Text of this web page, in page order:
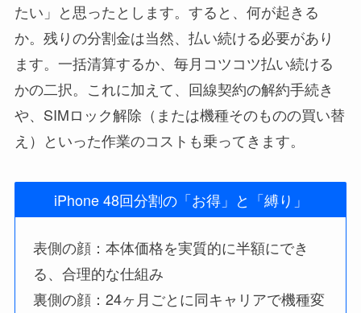
たい」と思ったとします。すると、何が起きる
か。残りの分割金は当然、払い続ける必要があり
ます。一括清算するか、毎月コツコツ払い続ける
かの二択。これに加えて、回線契約の解約手続き
や、SIMロック解除（または機種そのものの買い替
え）といった作業のコストも乗ってきます。
iPhone 48回分割の「お得」と「縛り」
表側の顔：本体価格を実質的に半額にでき
る、合理的な仕組み
裏側の顔：24ヶ月ごとに同キャリアで機種変